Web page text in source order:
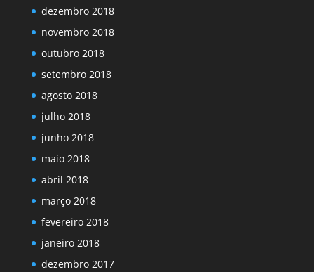
dezembro 2018
novembro 2018
outubro 2018
setembro 2018
agosto 2018
julho 2018
junho 2018
maio 2018
abril 2018
março 2018
fevereiro 2018
janeiro 2018
dezembro 2017